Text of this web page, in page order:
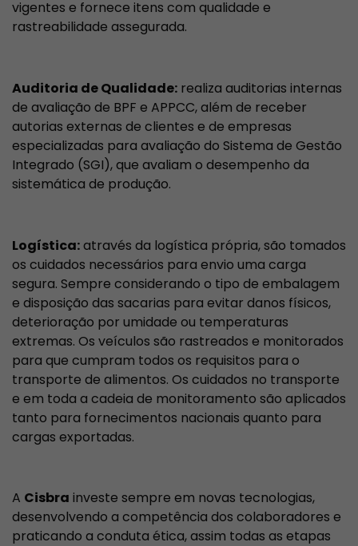
vigentes e fornece itens com qualidade e
rastreabilidade assegurada.
Auditoria de Qualidade: realiza auditorias internas
de avaliação de BPF e APPCC, além de receber
autorias externas de clientes e de empresas
especializadas para avaliação do Sistema de Gestão
Integrado (SGI), que avaliam o desempenho da
sistemática de produção.
Logística:através da logística própria, são tomados
os cuidados necessários para envio uma carga
segura. Sempre considerando o tipo de embalagem
e disposição das sacarias para evitar danos físicos,
deterioração por umidade ou temperaturas
extremas. Os veículos são rastreados e monitorados
para que cumpram todos os requisitos para o
transporte de alimentos. Os cuidados no transporte
e em toda a cadeia de monitoramento são aplicados
tanto para fornecimentos nacionais quanto para
cargas exportadas.
A Cisbra investe sempre em novas tecnologias,
desenvolvendo a competência dos colaboradores e
praticando a conduta ética, assim todas as etapas